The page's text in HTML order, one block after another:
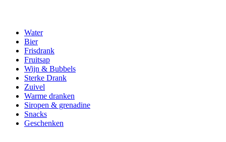
Water
Bier
Frisdrank
Fruitsap
Wijn & Bubbels
Sterke Drank
Zuivel
Warme dranken
Siropen & grenadine
Snacks
Geschenken